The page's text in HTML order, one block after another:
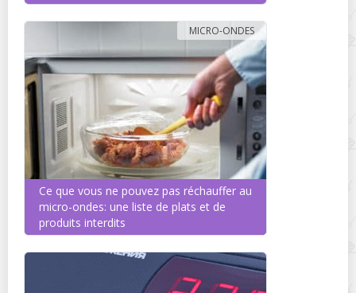
Ce que vous ne pouvez pas réchauffer au
micro-ondes: une liste de plats et de
produits interdits
MICRO-ONDES